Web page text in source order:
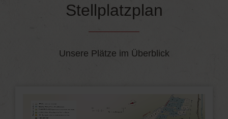
Stellplatzplan
Unsere Plätze im Überblick